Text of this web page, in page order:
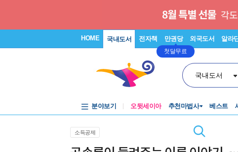
HOME 국내도서 전자책 만권당
첫달무료
외국도서 알라
국내도서
분야보기 오뒷세이아 추천마법사 베스트
소득공제